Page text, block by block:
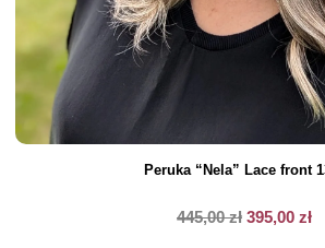
Peruka “Nela” Lace front
445,00zł 395,00 zł